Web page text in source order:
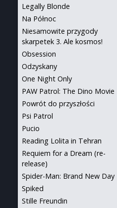
Legally Blonde
Na Północ
Niesamowite przygody
skarpetek 3. Ale kosmos!
Obsession
Odzyskany
One Night Only
PAW Patrol: The Dino Movie
Powrót do przyszłości
Psi Patrol
Pucio
Reading Lolita in Tehran
Requiem for a Dream (re-
release)
Spider-Man: Brand New Day
Spiked
Stille Freundin